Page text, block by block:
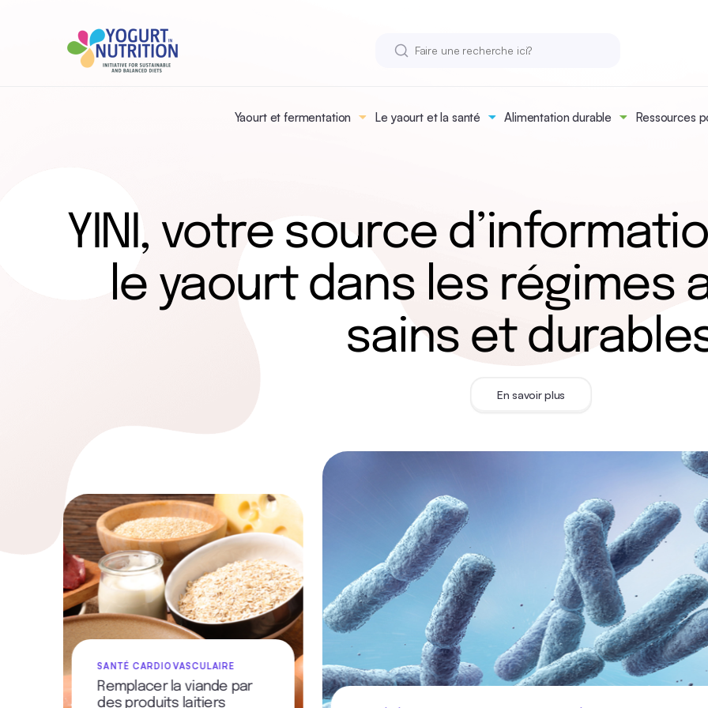
Yaourt et fermentation Le yaourt et la santé Alimentation durable Ressources
YINI, votre source
le yaourt dans les régimes
sains et
En savoir plus
SANTÉ CARDIOVASCULAIRE
Remplacer la viande par
des produits laitiers